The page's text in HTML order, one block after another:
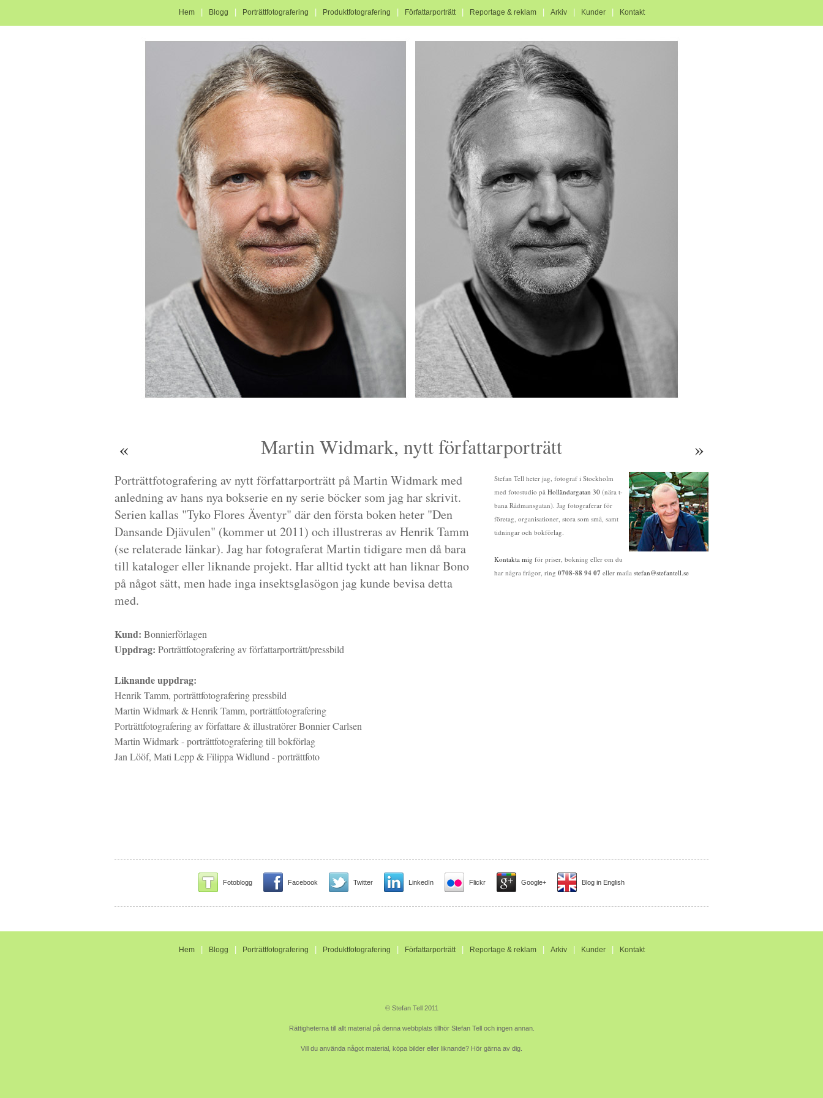
Hem Blogg Porträttfotografering Produktfotografering Författarporträtt Reportage & reklam Arkiv Kunder Kontakt
« Martin Widmark, nytt författarporträtt »
Stefan Tell heter jag, fotograf i Stockholm
med fotostudio på Holländargatan 30 (nära t-
bana Rådmansgatan). Jag fotograferar för
företag, organisationer, stora som små, samt
tidningar och bokförlag.
Kontakta mig för priser, bokning eller om du
har några frågor, ring 0708-88 94 07 eller maila stefan@stefantell.se
Porträttfotografering av nytt författarporträtt på Martin Widmark med
anledning av hans nya bokserie en ny serie böcker som jag har skrivit.
Serien kallas "Tyko Flores Äventyr" där den första boken heter "Den
Dansande Djävulen" (kommer ut 2011) och illustreras av Henrik Tamm
(se relaterade länkar). Jag har fotograferat Martin tidigare men då bara
till kataloger eller liknande projekt. Har alltid tyckt att han liknar Bono
på något sätt, men hade inga insektsglasögon jag kunde bevisa detta
med.
Kund: Bonnierförlagen
Uppdrag: Porträttfotografering av författarporträtt/pressbild
Liknande uppdrag:
Henrik Tamm, porträttfotografering pressbild
Martin Widmark & Henrik Tamm, porträttfotografering
Porträttfotografering av författare & illustratörer Bonnier Carlsen
Martin Widmark - porträttfotografering till bokförlag
Jan Lööf, Mati Lepp & Filippa Widlund - porträttfoto
Fotoblogg Facebook Twitter LinkedIn Flickr Google+ Blog in English
Hem Blogg Porträttfotografering Produktfotografering Författarporträtt Reportage & reklam Arkiv Kunder Kontakt
© Stefan Tell 2011
Rättigheterna till allt material på denna webbplats tillhör Stefan Tell och ingen annan.
Vill du använda något material, köpa bilder eller liknande? Hör gärna av dig.